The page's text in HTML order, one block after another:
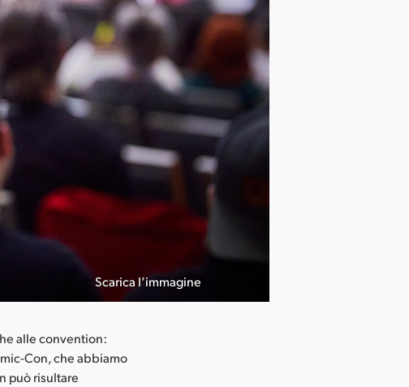
Scarica l’immagine
alle convention:
Con, che abbiamo
può risultare